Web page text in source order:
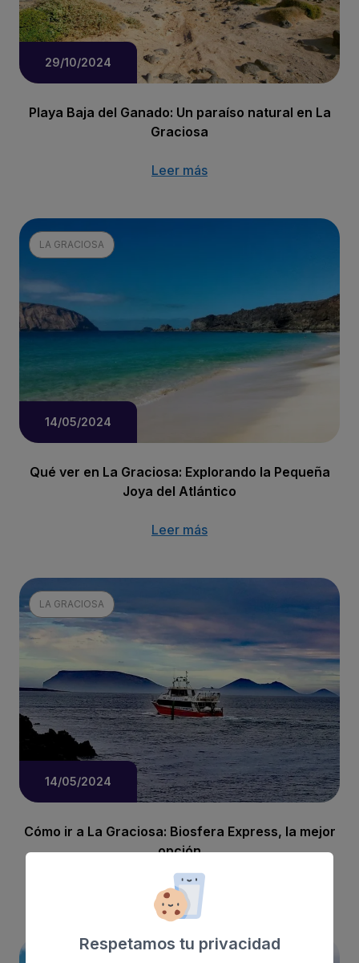
29/10/2024
Playa Baja del Ganado: Un paraíso natural en La
Graciosa
Leer más
LA GRACIOSA
14/05/2024
Qué ver en La Graciosa: Explorando la Pequeña
Joya del Atlántico
Leer más
LA GRACIOSA
14/05/2024
Cómo ir a La Graciosa: Biosfera Express, la mejor
opción
Leer más
Respetamos tu privacidad